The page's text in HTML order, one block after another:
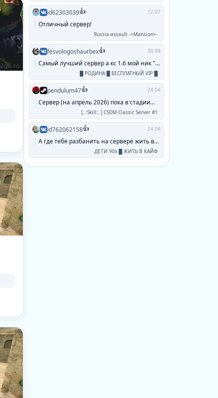
id62303039👍 12.07
Отличный сервер!
Russia-assault -=Mansion=-
fesvologoshaurbex👍 30.04
Самый лучший сервер а кс 1.6 мой ник "паук...
█ РОДИНА █ БЕСПЛАТНЫЙ VIP █
pendulum47👍 24.04
Сервер (на апрель 2026) пока в стадии...
[..:Skill:..] CSDM Classic Server #1
id762062158👍 24.04
А где тебя разбанить на сервере жить в кайф...
ДЕТИ 90х █ ЖИТЬ В КАЙФ